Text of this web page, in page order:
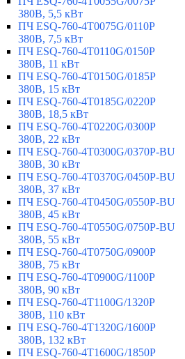
380В, 5,5 кВт
ПЧ ESQ-760-4T0075G/0110P
380В, 7,5 кВт
ПЧ ESQ-760-4T0110G/0150P
380В, 11 кВт
ПЧ ESQ-760-4T0150G/0185P
380В, 15 кВт
ПЧ ESQ-760-4T0185G/0220P
380В, 18,5 кВт
ПЧ ESQ-760-4T0220G/0300P
380В, 22 кВт
ПЧ ESQ-760-4T0300G/0370P-BU
380В, 30 кВт
ПЧ ESQ-760-4T0370G/0450P-BU
380В, 37 кВт
ПЧ ESQ-760-4T0450G/0550P-BU
380В, 45 кВт
ПЧ ESQ-760-4T0550G/0750P-BU
380В, 55 кВт
ПЧ ESQ-760-4T0750G/0900P
380В, 75 кВт
ПЧ ESQ-760-4T0900G/1100P
380В, 90 кВт
ПЧ ESQ-760-4T1100G/1320P
380В, 110 кВт
ПЧ ESQ-760-4T1320G/1600P
380В, 132 кВт
ПЧ ESQ-760-4T1600G/1850P